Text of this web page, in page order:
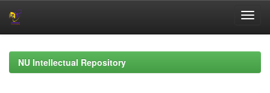
navigationNU Intellectual Repository